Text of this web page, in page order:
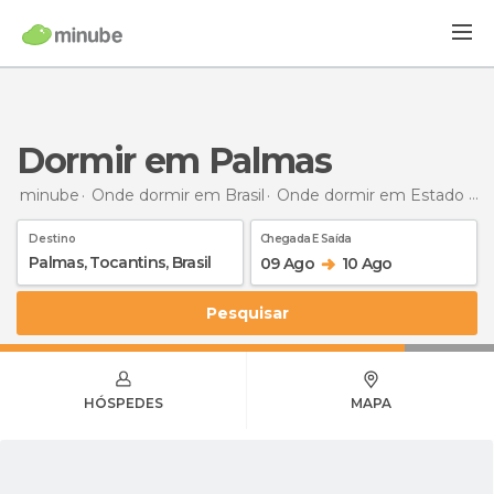
Dormir em Palmas
minube Onde dormir em Brasil Onde dormir em Estado de Tocantins
Destino Chegada E Saída
09 Ago 10 Ago
Pesquisar
HÓSPEDES MAPA